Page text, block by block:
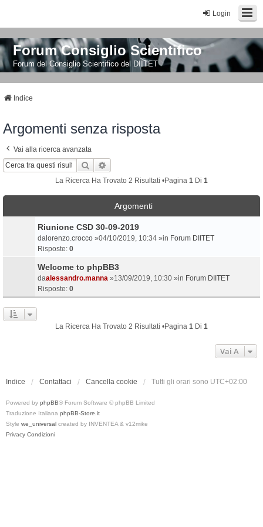
Login
Forum Consiglio Scientifico
Forum del Consiglio Scientifico del DIITET
Indice
Argomenti senza risposta
Vai alla ricerca avanzata
Cerca
La Ricerca Ha Trovato 2 Risultati •Pagina 1 Di 1
Argomenti
Riunione CSD 30-09-2019
da lorenzo.crocco »04/10/2019, 10:34 »in Forum DIITET
Risposte: 0
Welcome to phpBB3
daalessandro.manna »13/09/2019, 10:30 »in Forum DIITET
Risposte: 0
La Ricerca Ha Trovato 2 Risultati •Pagina 1 Di 1
Vai A
Indice Contattaci Cancella cookie Tutti gli orari sono UTC+02:00
Powered by phpBB® Forum Software © phpBB Limited
Traduzione Italiana phpBB-Store.it
Style we_universal created by INVENTEA & v12mike
Privacy Condizioni